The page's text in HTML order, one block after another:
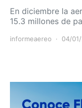
En diciembre la
15.3 millones de
informeaereo 04/